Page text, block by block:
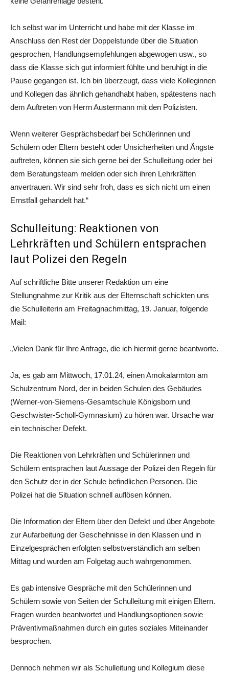
Ich selbst war im Unterricht und habe mit der Klasse im
Anschluss den Rest der Doppelstunde über die Situation
gesprochen, Handlungsempfehlungen abgewogen usw., so
dass die Klasse sich gut informiert fühlte und beruhigt in die
Pause gegangen ist. Ich bin überzeugt, dass viele Kolleginnen
und Kollegen das ähnlich gehandhabt haben, spätestens nach
dem Auftreten von Herrn Austermann mit den Polizisten.
Wenn weiterer Gesprächsbedarf bei Schülerinnen und
Schülern oder Eltern besteht oder Unsicherheiten und Ängste
auftreten, können sie sich gerne bei der Schulleitung oder bei
dem Beratungsteam melden oder sich ihren Lehrkräften
anvertrauen. Wir sind sehr froh, dass es sich nicht um einen
Ernstfall gehandelt hat.“
Schulleitung: Reaktionen von
Lehrkräften und Schülern entsprachen
laut Polizei den Regeln
Auf schriftliche Bitte unserer Redaktion um eine
Stellungnahme zur Kritik aus der Elternschaft schickten uns
die Schulleiterin am Freitagnachmittag, 19. Januar, folgende
Mail:
„Vielen Dank für Ihre Anfrage, die ich hiermit gerne beantworte.
Ja, es gab am Mittwoch, 17.01.24, einen Amokalarmton am
Schulzentrum Nord, der in beiden Schulen des Gebäudes
(Werner-von-Siemens-Gesamtschule Königsborn und
Geschwister-Scholl-Gymnasium) zu hören war. Ursache war
ein technischer Defekt.
Die Reaktionen von Lehrkräften und Schülerinnen und
Schülern entsprachen laut Aussage der Polizei den Regeln für
den Schutz der in der Schule befindlichen Personen. Die
Polizei hat die Situation schnell auflösen können.
Die Information der Eltern über den Defekt und über Angebote
zur Aufarbeitung der Geschehnisse in den Klassen und in
Einzelgesprächen erfolgten selbstverständlich am selben
Mittag und wurden am Folgetag auch wahrgenommen.
Es gab intensive Gespräche mit den Schülerinnen und
Schülern sowie von Seiten der Schulleitung mit einigen Eltern.
Fragen wurden beantwortet und Handlungsoptionen sowie
Präventivmaßnahmen durch ein gutes soziales Miteinander
besprochen.
Dennoch nehmen wir als Schulleitung und Kollegium diese